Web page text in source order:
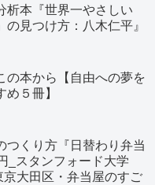
析本『世界一やさしい
の見つけ方：八木仁平』
の本から【自由への夢を
５冊】
つくり方『日替わり弁当
_スタンフォード大学
京大田区・弁当屋のすご